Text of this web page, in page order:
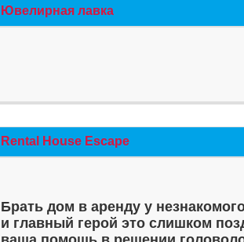
Ювелирная лавка
Rental House Escape
Брать дом в аренду у
и главный герой это слишком